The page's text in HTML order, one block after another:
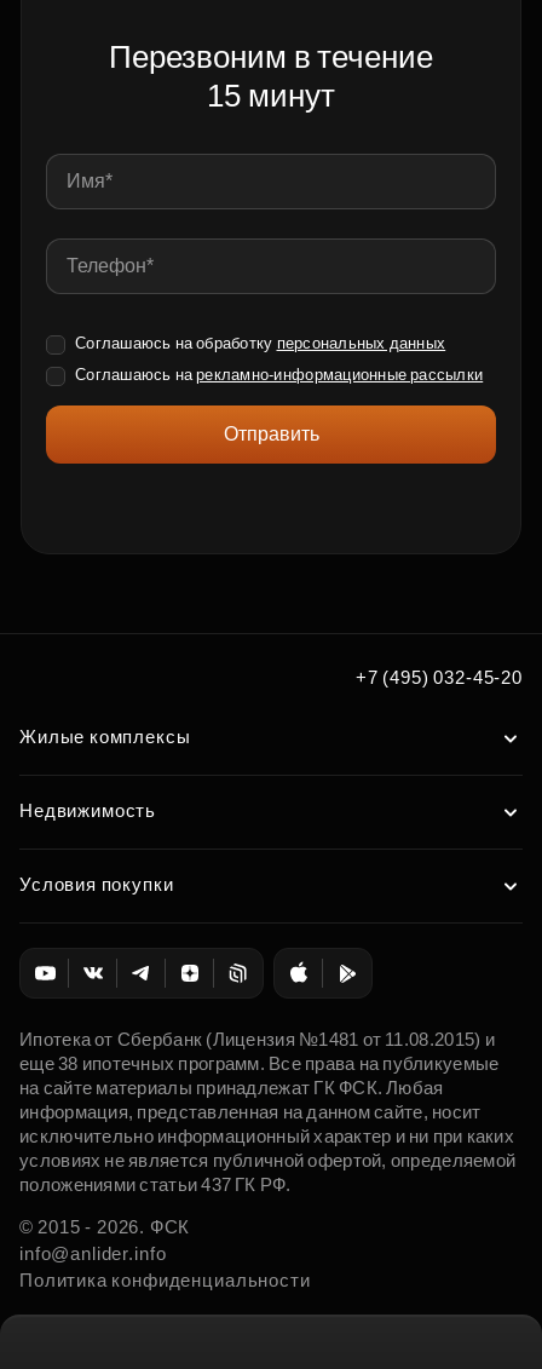
Перезвоним в течение
15 минут
Соглашаюсь на обработку персональных данных
Соглашаюсь нарекламно-информационные рассылки
Отправить
+7 (495) 032-45-20
Жилые комплексы
Недвижимость
Условия покупки
Ипотека от Сбербанк (Лицензия №1481 от 11.08.2015) и
еще 38 ипотечных программ. Все права на публикуемые
на сайте материалы принадлежат ГК ФСК. Любая
информация, представленная на данном сайте, носит
исключительно информационный характер и ни при каких
условиях не является публичной офертой, определяемой
положениями статьи 437 ГК РФ.
© 2015 - 2026. ФСК
info@anlider.info
Политика конфиденциальности